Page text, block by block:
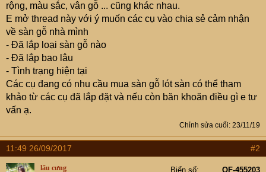
rộng, màu sắc, vân gỗ ... cũng khác nhau.
E mở thread này với ý muốn các cụ vào chia sẻ cảm nhận
về sàn gỗ nhà mình
- Đã lắp loại sàn gỗ nào
- Đã lắp bao lâu
- Tình trạng hiện tại
Các cụ đang có nhu cầu mua sàn gỗ lót sàn có thể tham
khảo từ các cụ đã lắp đặt và nếu còn băn khoăn điều gì e tư
vấn ạ.
Chỉnh sửa cuối: 23/11/19
11:49 26/09/2017 #2
lẩu cưng Biển số
OF-455203